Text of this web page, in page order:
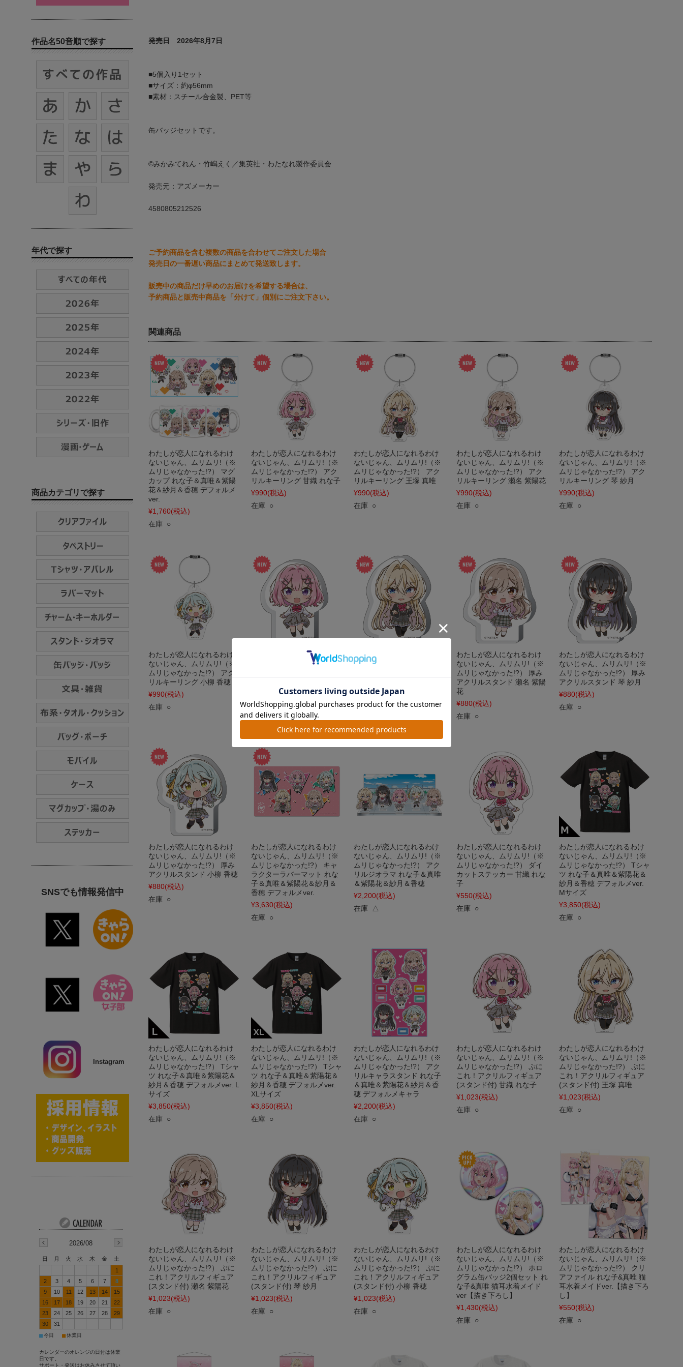
発売日 2026年8月7日
■5個入り1セット
■サイズ：約φ56mm
■素材：スチール合金製、PET等
缶バッジセットです。
©みかみてれん・竹嶋えく／集英社・わたなれ製作委員会
発売元：アズメーカー
4580805212526
ご予約商品を含む複数の商品を合わせてご注文した場合
発売日の一番遅い商品にまとめて発送致します。
販売中の商品だけ早めのお届けを希望する場合は、
予約商品と販売中商品を「分けて」個別にご注文下さい。
関連商品
わたしが恋人になれるわけ
ないじゃん、ムリムリ!（※
ムリじゃなかった!?） マグ
カップ れな子＆真唯＆紫陽
花＆紗月＆香穂 デフォルメ
ver.
¥1,760(税込)
在庫 ○
わたしが恋人になれるわけ
ないじゃん、ムリムリ!（※
ムリじゃなかった!?） アク
リルキーリング 甘織 れな子
¥990(税込)
在庫 ○
わたしが恋人になれるわけ
ないじゃん、ムリムリ!（※
ムリじゃなかった!?） アク
リルキーリング 王塚 真唯
¥990(税込)
在庫 ○
わたしが恋人になれるわけ
ないじゃん、ムリムリ!（※
ムリじゃなかった!?） アク
リルキーリング 瀬名 紫陽花
¥990(税込)
在庫 ○
わたしが恋人になれるわけ
ないじゃん、ムリムリ!（※
ムリじゃなかった!?） アク
リルキーリング 琴 紗月
¥990(税込)
在庫 ○
わたしが恋人になれるわけ
ないじゃん、ムリムリ!（※
ムリじゃなかった!?） アク
リルキーリング 小柳 香穂
¥990(税込)
在庫 ○
わたしが恋人になれるわけ
ないじゃん、ムリムリ!（※
¥880(税込)
在庫 ○
わたしが恋人になれるわけ
ないじゃん、ムリムリ!（※
¥880(税込)
在庫 ○
わたしが恋人になれるわけ
ないじゃん、ムリムリ!（※
ムリじゃなかった!?） 厚み
アクリルスタンド 瀬名 紫陽
花
¥880(税込)
在庫 ○
わたしが恋人になれるわけ
ないじゃん、ムリムリ!（※
ムリじゃなかった!?） 厚み
アクリルスタンド 琴 紗月
¥880(税込)
在庫 ○
わたしが恋人になれるわけ
ないじゃん、ムリムリ!（※
ムリじゃなかった!?） 厚み
アクリルスタンド 小柳 香穂
¥880(税込)
在庫 ○
わたしが恋人になれるわけ
ないじゃん、ムリムリ!（※
ムリじゃなかった!?） キャ
ラクターラバーマット れな
子＆真唯＆紫陽花＆紗月＆
香穂 デフォルメver.
¥3,630(税込)
在庫 ○
わたしが恋人になれるわけ
ないじゃん、ムリムリ!（※
ムリじゃなかった!?） アク
リルジオラマ れな子＆真唯
＆紫陽花＆紗月＆香穂
¥2,200(税込)
在庫 △
わたしが恋人になれるわけ
ないじゃん、ムリムリ!（※
ムリじゃなかった!?） ダイ
カットステッカー 甘織 れな
子
¥550(税込)
在庫 ○
わたしが恋人になれるわけ
ないじゃん、ムリムリ!（※
ムリじゃなかった!?） Tシャ
ツ れな子＆真唯＆紫陽花＆
紗月＆香穂 デフォルメver.
Mサイズ
¥3,850(税込)
在庫 ○
わたしが恋人になれるわけ
ないじゃん、ムリムリ!（※
ムリじゃなかった!?） Tシャ
ツ れな子＆真唯＆紫陽花＆
紗月＆香穂 デフォルメver. L
サイズ
¥3,850(税込)
在庫 ○
わたしが恋人になれるわけ
ないじゃん、ムリムリ!（※
ムリじゃなかった!?） Tシャ
ツ れな子＆真唯＆紫陽花＆
紗月＆香穂 デフォルメver.
XLサイズ
¥3,850(税込)
在庫 ○
わたしが恋人になれるわけ
ないじゃん、ムリムリ!（※
ムリじゃなかった!?） アク
リルキャラスタンド れな子
＆真唯＆紫陽花＆紗月＆香
穂 デフォルメキャラ
¥2,200(税込)
在庫 ○
わたしが恋人になれるわけ
ないじゃん、ムリムリ!（※
ムリじゃなかった!?） ぷに
これ！アクリルフィギュア
(スタンド付) 甘織 れな子
¥1,023(税込)
在庫 ○
わたしが恋人になれるわけ
ないじゃん、ムリムリ!（※
ムリじゃなかった!?） ぷに
これ！アクリルフィギュア
(スタンド付) 王塚 真唯
¥1,023(税込)
在庫 ○
わたしが恋人になれるわけ
ないじゃん、ムリムリ!（※
ムリじゃなかった!?） ぷに
これ！アクリルフィギュア
(スタンド付) 瀬名 紫陽花
¥1,023(税込)
在庫 ○
わたしが恋人になれるわけ
ないじゃん、ムリムリ!（※
ムリじゃなかった!?） ぷに
これ！アクリルフィギュア
(スタンド付) 琴 紗月
¥1,023(税込)
在庫 ○
わたしが恋人になれるわけ
ないじゃん、ムリムリ!（※
ムリじゃなかった!?） ぷに
これ！アクリルフィギュア
(スタンド付) 小柳 香穂
¥1,023(税込)
在庫 ○
わたしが恋人になれるわけ
ないじゃん、ムリムリ!（※
ムリじゃなかった!?） ホロ
グラム缶バッジ2個セット れ
な子&真唯 猫耳水着メイド
ver【描き下ろし】
¥1,430(税込)
在庫 ○
わたしが恋人になれるわけ
ないじゃん、ムリムリ!（※
ムリじゃなかった!?） クリ
アファイル れな子&真唯 猫
耳水着メイドver.【描き下ろ
し】
¥550(税込)
在庫 ○
作品名50音順で探す
年代で探す
商品カテゴリで探す
SNSでも情報発信中
Instagram
2026/08
日 月 火 水 木 金
土
1
2
3 4 5 6 7
8
9
10 11 12 13 14
15
16
17 18 19 20 21
22
23
24 25 26 27 28
29
30
31
■今日 ■休業日
カレンダーのオレンジの日付は休業
日です。
サポート・発送はお休みさせて頂い